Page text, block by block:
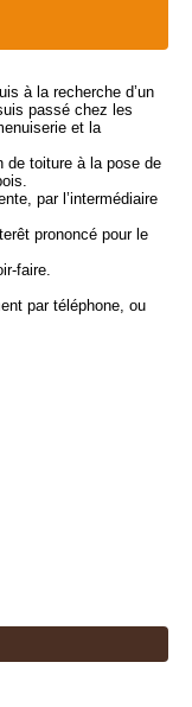
à la recherche d’un
passé chez les
et la
de toiture à la pose de
par l’intermédiaire
prononcé pour le
faire.
par téléphone, ou